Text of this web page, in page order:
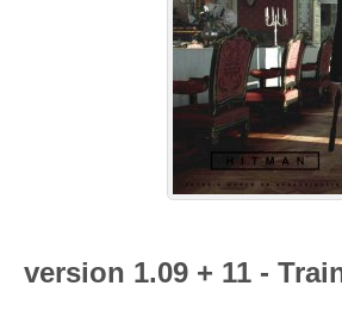
version 1.09 + 11 -